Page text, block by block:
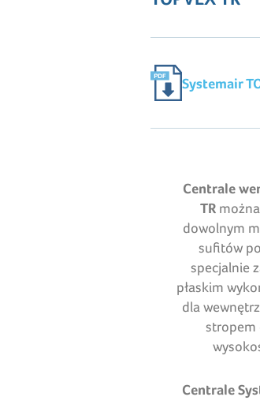
Systemair
Centrale
TR
dowolnym
sufitów
specjalnie
płaskim
dla
stropem
Centrale